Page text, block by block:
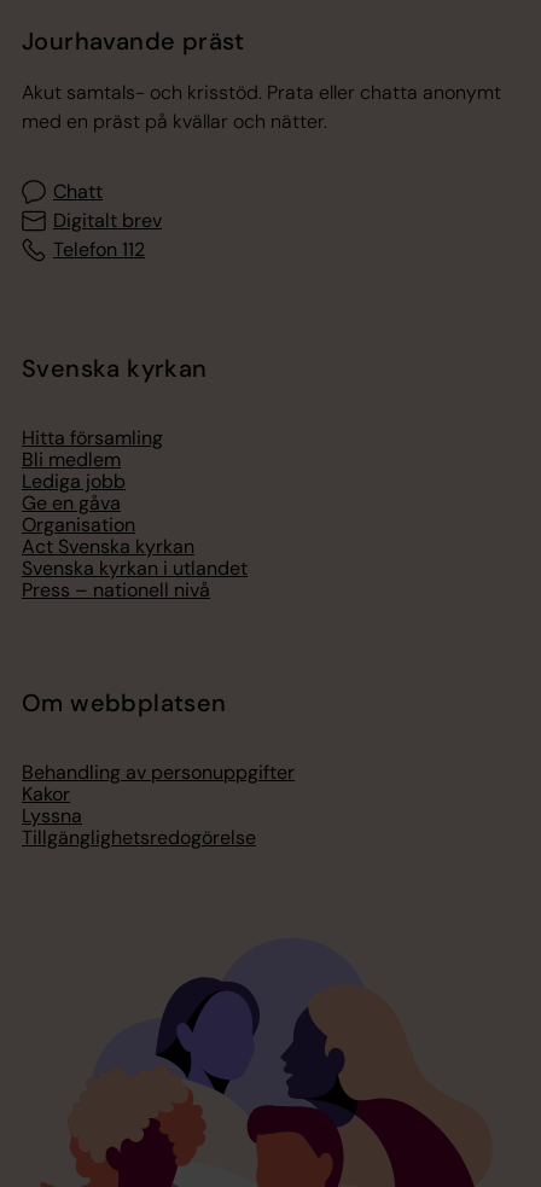
Jourhavande präst
Akut samtals- och krisstöd. Prata eller chatta anonymt
med en präst på kvällar och nätter.
Chatt
Digitalt brev
Telefon 112
Svenska kyrkan
Hitta församling
Bli medlem
Lediga jobb
Ge en gåva
Organisation
Act Svenska kyrkan
Svenska kyrkan i utlandet
Press – nationell nivå
Om webbplatsen
Behandling av personuppgifter
Kakor
Lyssna
Tillgänglighetsredogörelse